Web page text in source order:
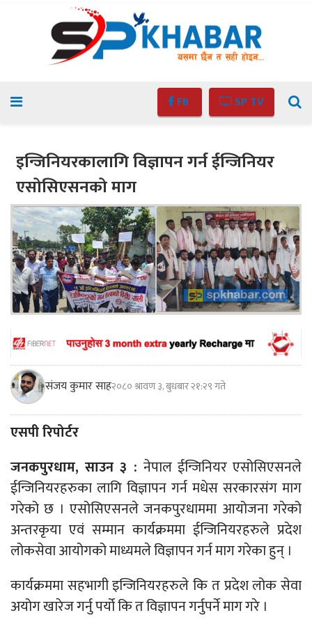
FB SP TV
इन्जिनियरकालागि विज्ञापन गर्न ईन्जिनियर
एसोसिएसनको माग
संजय कुमार साह२०८० श्रावण ३, बुधबार २१:२९ गते
एसपी रिपोर्टर
जनकपुरधाम, साउन ३ : नेपाल ईन्जिनियर एसोसिएसनले
ईन्जिनियरहरुका लागि विज्ञापन गर्न मधेस सरकारसंग माग
गरेको छ । एसोसिएसनले जनकपुरधाममा आयोजना गरेको
अन्तरकृया एवं सम्मान कार्यक्रममा ईन्जिनियरहरुले प्रदेश
लोकसेवा आयोगको माध्यमले विज्ञापन गर्न माग गरेका हुन् ।
कार्यक्रममा सहभागी इन्जिनियरहरुले कि त प्रदेश लोक सेवा
अयोग खारेज गर्नु पर्यो कि त विज्ञापन गर्नुपर्ने माग गरे ।